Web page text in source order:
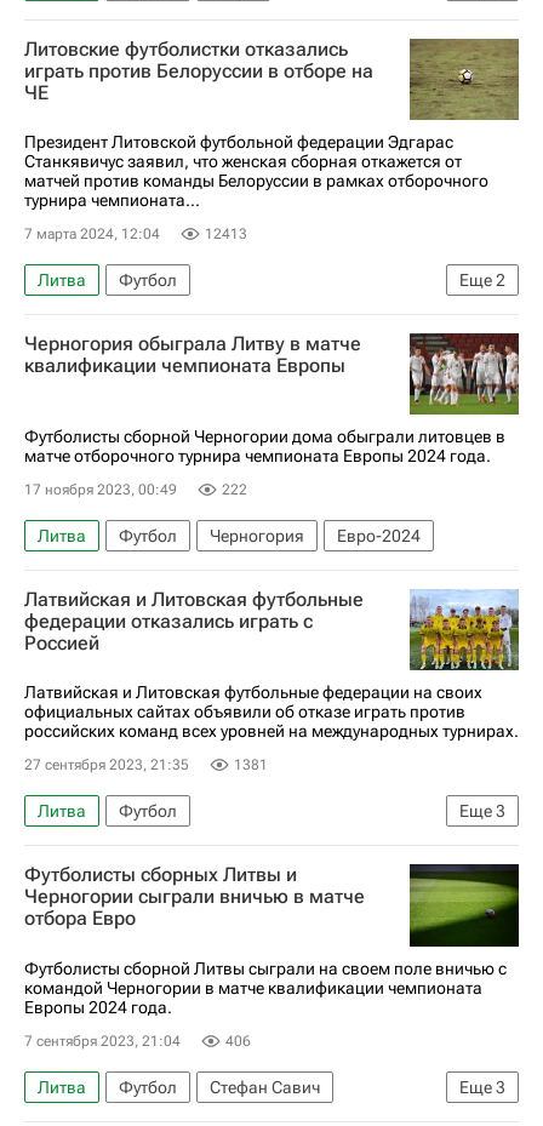
Григорис Кастанос
Лига наций УЕФА. Лига C
Кипр
Литовские футболистки отказались
играть против Белоруссии в отборе на
ЧЕ
Президент Литовской футбольной федерации Эдгарас
Станкявичус заявил, что женская сборная откажется от
матчей против команды Белоруссии в рамках отборочного
турнира чемпионата...
7 марта 2024, 12:04 12413
Еще2
Литва
Футбол
Союз европейских футбольных ассоциаций (УЕФА)
Белоруссия
Черногория обыграла Литву в матче
квалификации чемпионата Европы
Футболисты сборной Черногории дома обыграли литовцев в
матче отборочного турнира чемпионата Европы 2024 года.
17 ноября 2023, 00:49 222
Литва Футбол Черногория Евро-2024
Латвийская и Литовская футбольные
федерации отказались играть с
Россией
Латвийская и Литовская футбольные федерации на своих
официальных сайтах объявили об отказе играть против
российских команд всех уровней на международных турнирах.
27 сентября 2023, 21:35 1381
Еще3
Литва
Футбол
Союз европейских футбольных ассоциаций (УЕФА)
Юношеская сборная России по футболу
Латвия
Футболисты сборных Литвы и
Черногории сыграли вничью в матче
отбора Евро
Футболисты сборной Литвы сыграли на своем поле вничью с
командой Черногории в матче квалификации чемпионата
Европы 2024 года.
7 сентября 2023, 21:04 406
Еще3
Литва Футбол
Стефан Савич